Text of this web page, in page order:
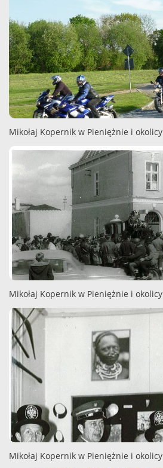
Mikołaj Kopernik w Pieniężnie i okolicy
Mikołaj Kopernik w Pieniężnie i okolicy
Mikołaj Kopernik w Pieniężnie i okolicy